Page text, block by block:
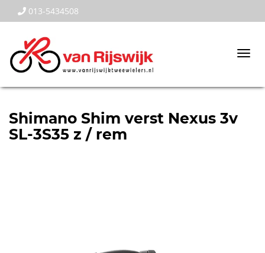
013-5434508
Shimano Shim verst Nexus 3v
SL-3S35 z / rem